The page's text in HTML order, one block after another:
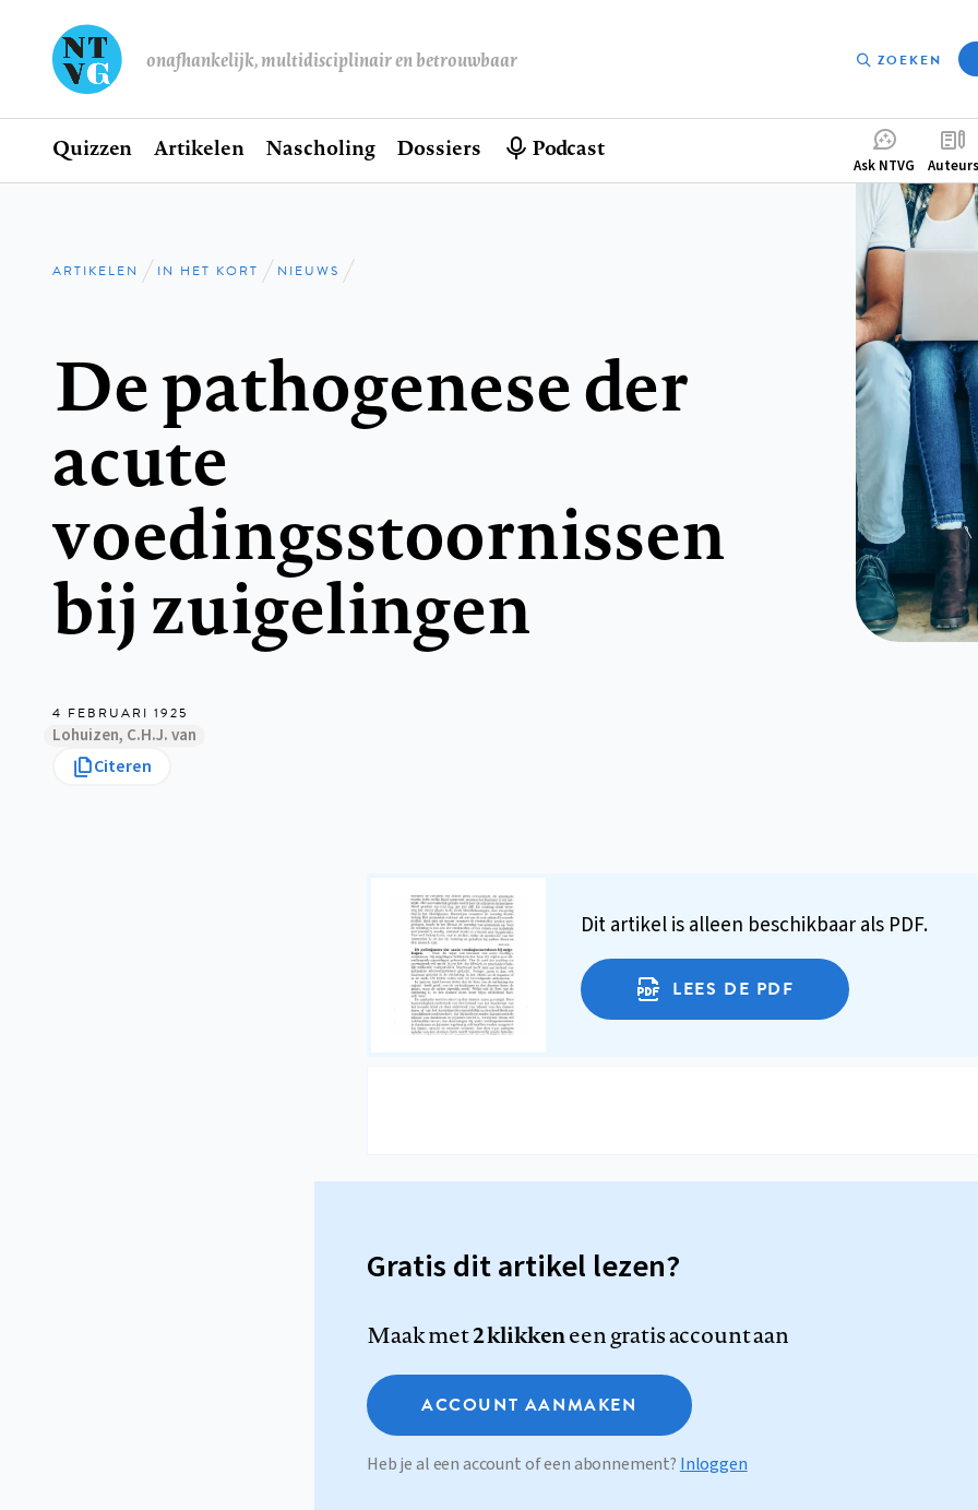
onafhankelijk, multidisciplinair en betrouwbaar ZOEKEN
Hoofdnavigatie
Home
Quizzen Artikelen Nascholing Dossiers Podcast
menu
Ask NTVG Auteurs
Kruimelpad
ARTIKELEN IN HET KORT NIEUWS
De pathogenese der
acute
voedingsstoornissen
bij zuigelingen
4 FEBRUARI 1925
Lohuizen, C.H.J. van
Citeren
Dit artikel is alleen beschikbaar als PDF.
LEES DE PDF
Gratis dit artikel lezen?
Maak met2 klikkeneen gratis account aan
ACCOUNT AANMAKEN
Heb je al een account of een abonnement? Inloggen